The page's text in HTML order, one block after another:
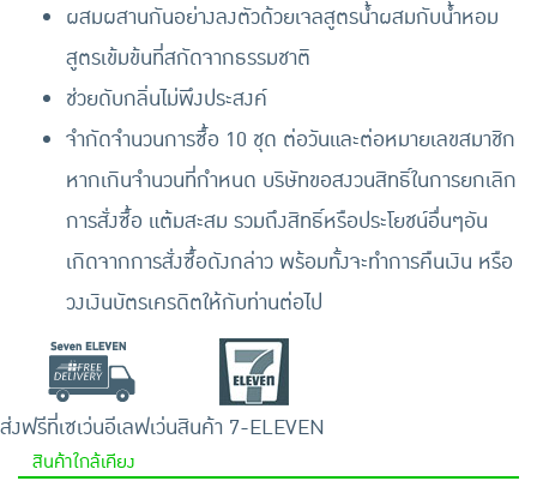
ผสมผสานกันอย่างลงตัวด้วยเจลสูตรน้ำผสมกับน้ำหอม
สูตรเข้มข้นที่สกัดจากธรรมชาติ
ช่วยดับกลิ่นไม่พึงประสงค์
จำกัดจำนวนการซื้อ 10 ชุด ต่อวันและต่อหมายเลขสมาชิก
หากเกินจำนวนที่กำหนด บริษัทขอสงวนสิทธิ์ในการยกเลิก
การสั่งซื้อ แต้มสะสม รวมถึงสิทธิ์หรือประโยชน์อื่นๆอัน
เกิดจากการสั่งซื้อดังกล่าว พร้อมทั้งจะทำการคืนเงิน หรือ
วงเงินบัตรเครดิตให้กับท่านต่อไป
ส่งฟรีที่เซเว่นอีเลฟเว่นสินค้า 7-ELEVEN
สินค้าใกล้เคียง